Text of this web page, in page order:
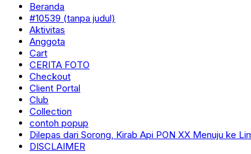
Beranda
#10539 (tanpa judul)
Aktivitas
Anggota
Cart
CERITA FOTO
Checkout
Client Portal
Club
Collection
contoh popup
Dilepas dari Sorong, Kirab Api PON XX Menuju ke
DISCLAIMER